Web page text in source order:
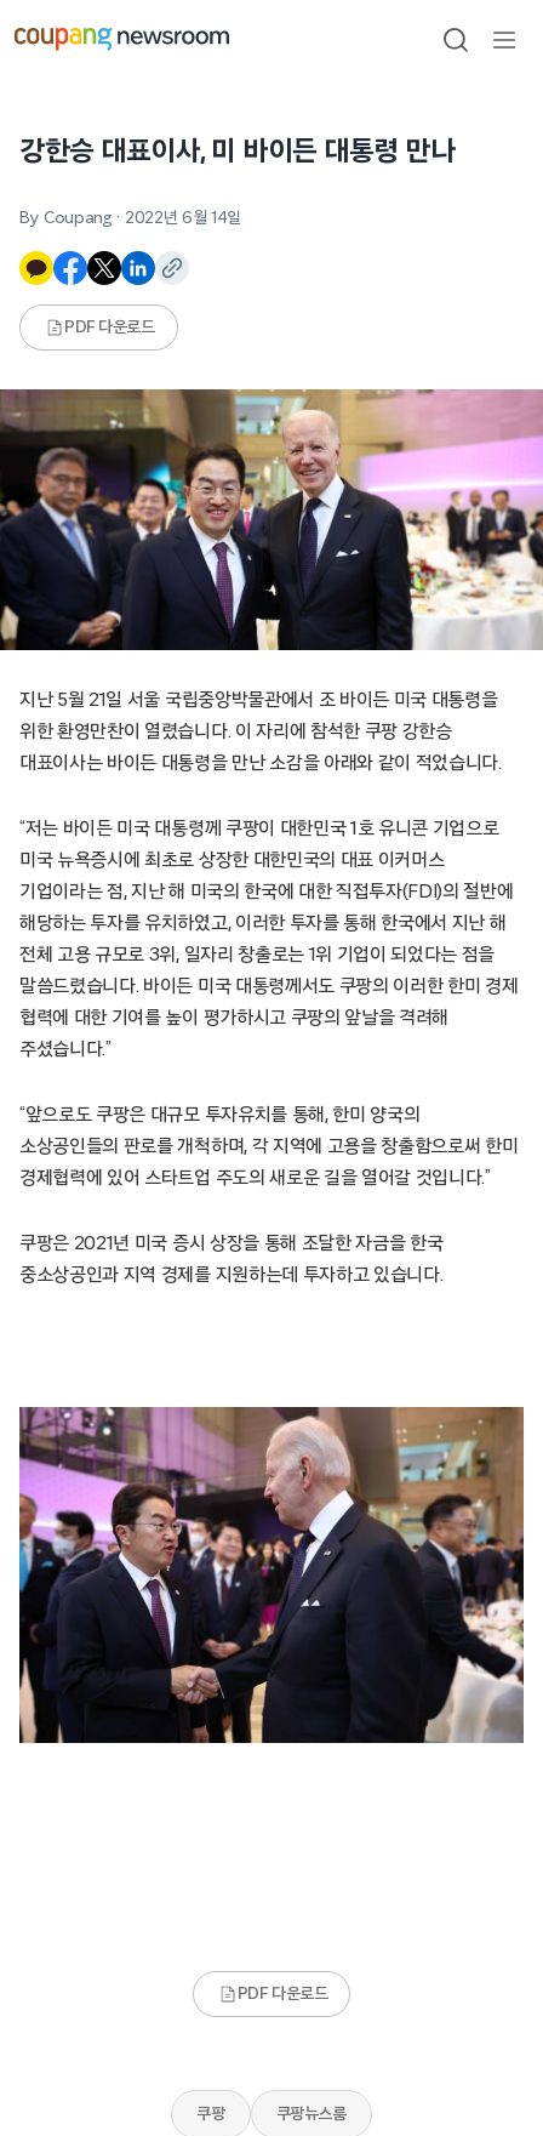
건너뛰기
검색
강한승 대표이사, 미 바이든 대통령 만나
By Coupang · 2022년 6월 14일
PDF 다운로드
지난 5월 21일 서울 국립중앙박물관에서 조 바이든 미국 대통령을
위한 환영만찬이 열렸습니다. 이 자리에 참석한 쿠팡 강한승
대표이사는 바이든 대통령을 만난 소감을 아래와 같이 적었습니다.
“저는 바이든 미국 대통령께 쿠팡이 대한민국 1호 유니콘 기업으로
미국 뉴욕증시에 최초로 상장한 대한민국의 대표 이커머스
기업이라는 점, 지난 해 미국의 한국에 대한 직접투자(FDI)의 절반에
해당하는 투자를 유치하였고, 이러한 투자를 통해 한국에서 지난 해
전체 고용 규모로 3위, 일자리 창출로는 1위 기업이 되었다는 점을
말씀드렸습니다. 바이든 미국 대통령께서도 쿠팡의 이러한 한미 경제
협력에 대한 기여를 높이 평가하시고 쿠팡의 앞날을 격려해
주셨습니다.”
“앞으로도 쿠팡은 대규모 투자유치를 통해, 한미 양국의
소상공인들의 판로를 개척하며, 각 지역에 고용을 창출함으로써 한미
경제협력에 있어 스타트업 주도의 새로운 길을 열어갈 것입니다.”
쿠팡은 2021년 미국 증시 상장을 통해 조달한 자금을 한국
중소상공인과 지역 경제를 지원하는데 투자하고 있습니다.
PDF 다운로드
쿠팡 쿠팡뉴스룸